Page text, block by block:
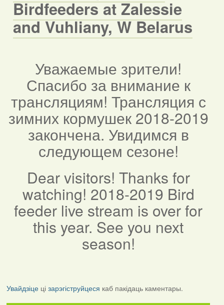
Birdfeeders at Zalessie
and Vuhliany, W Belarus
Уважаемые зрители!
Спасибо за внимание к
трансляциям! Трансляция с
зимних кормушек 2018-2019
закончена. Увидимся в
следующем сезоне!
Dear visitors! Thanks for
watching! 2018-2019 Bird
feeder live stream is over for
this year. See you next
season!
Увайдзіцеці зарэгіструйцеся каб пакідаць каментары.